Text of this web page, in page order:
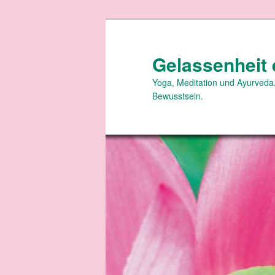
Gelassenheit
Yoga, Meditation und
Bewusstsein.